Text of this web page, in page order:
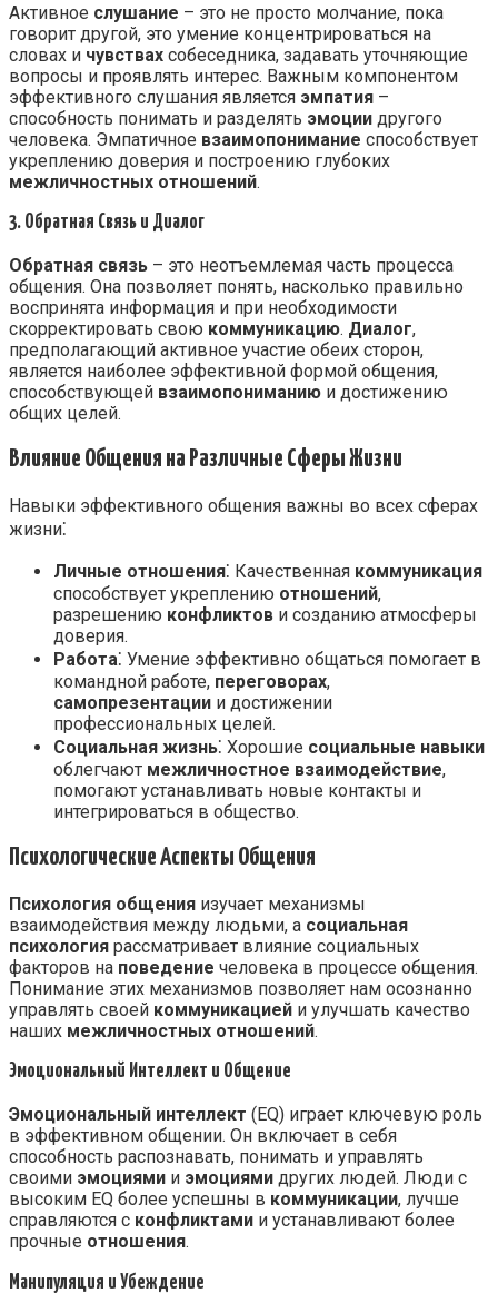
Активное слушание – это не просто молчание, пока
говорит другой, это умение концентрироваться на
словах и чувствах собеседника, задавать уточняющие
вопросы и проявлять интерес. Важным компонентом
эффективного слушания является эмпатия –
способность понимать и разделять эмоции другого
человека. Эмпатичное взаимопонимание способствует
укреплению доверия и построению глубоких
межличностных отношений.
3. Обратная Связь и Диалог
Обратная связь – это неотъемлемая часть процесса
общения. Она позволяет понять, насколько правильно
воспринята информация и при необходимости
скорректировать свою коммуникацию. Диалог,
предполагающий активное участие обеих сторон,
является наиболее эффективной формой общения,
способствующей взаимопониманию и достижению
общих целей.
Влияние Общения на Различные Сферы Жизни
Навыки эффективного общения важны во всех сферах
жизни⁚
Личные отношения⁚ Качественная коммуникация
способствует укреплению отношений,
разрешению конфликтов и созданию атмосферы
доверия.
Работа⁚ Умение эффективно общаться помогает в
командной работе, переговорах,
самопрезентации и достижении
профессиональных целей.
Социальная жизнь⁚ Хорошие социальные навыки
облегчают межличностное взаимодействие,
помогают устанавливать новые контакты и
интегрироваться в общество.
Психологические Аспекты Общения
Психология общения изучает механизмы
взаимодействия между людьми, а социальная
психология рассматривает влияние социальных
факторов на поведение человека в процессе общения.
Понимание этих механизмов позволяет нам осознанно
управлять своей коммуникацией и улучшать качество
наших межличностных отношений.
Эмоциональный Интеллект и Общение
Эмоциональный интеллект (EQ) играет ключевую роль
в эффективном общении. Он включает в себя
способность распознавать, понимать и управлять
своими эмоциями и эмоциями других людей. Люди с
высоким EQ более успешны в коммуникации, лучше
справляются с конфликтами и устанавливают более
прочные отношения.
Манипуляция и Убеждение